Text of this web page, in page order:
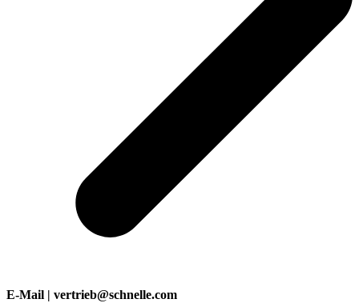
E-Mail | vertrieb@schnelle.com